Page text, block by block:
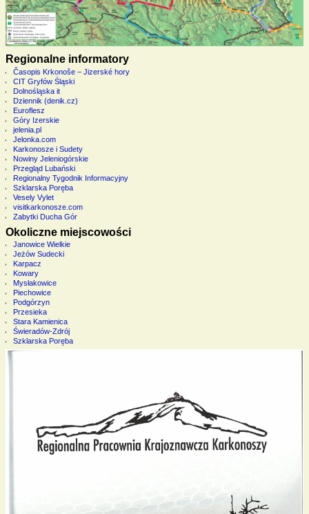
Regionalne informatory
Časopis Krkonoše – Jizerské hory
CIT Gryfów Śląski
Dolnośląska it
Dziennik (denik.cz)
Euroflesz
Góry Izerskie
jelenia.pl
Jelonka.com
Karkonosze i Sudety
Nowiny Jeleniogórskie
Przegląd Lubański
Regionalny Tygodnik Informacyjny
Szklarska Poręba
Vesely Vylet
visitkarkonosze.com
Zabytki Ducha Gór
Okoliczne miejscowości
Janowice Wielkie
Jeżów Sudecki
Karpacz
Kowary
Mysłakowice
Piechowice
Podgórzyn
Przesieka
Stara Kamienica
Świeradów-Zdrój
Szklarska Poręba